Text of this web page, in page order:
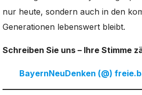
nur heute, sondern auch in den
Generationen lebenswert bleibt.
Schreiben Sie uns – Ihre Stimme
BayernNeuDenken (@)